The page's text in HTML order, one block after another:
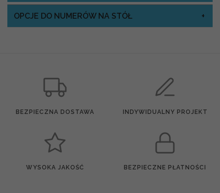
OPCJE DO NUMERÓW NA STÓŁ
BEZPIECZNA DOSTAWA INDYWIDUALNY PROJEKT
WYSOKA JAKOŚĆ BEZPIECZNE PŁATNOŚCI